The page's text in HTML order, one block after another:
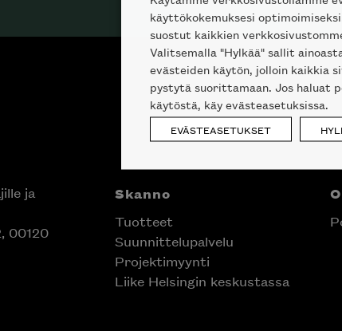
ja
00120
Skanno
Tuotteet
Suunnittelupalvelu
Projektimyynti
Liike Helsingin keskustassa
käyttökokemuksesi
suostut kaikkien
Valitsemalla "Hylkää" sallit
evästeiden käytön, jolloin kaikkia
pystytä suorittamaan. Jos haluat
käytöstä, käy evästeasetuksissa.
EVÄSTEASETUKSET